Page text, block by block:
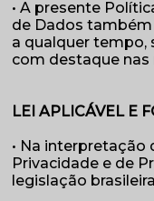
• A presente
de Dados
a qualquer tempo,
com destaque
LEI APLICÁVEL E
• Na interpretação
Privacidade e de
legislação